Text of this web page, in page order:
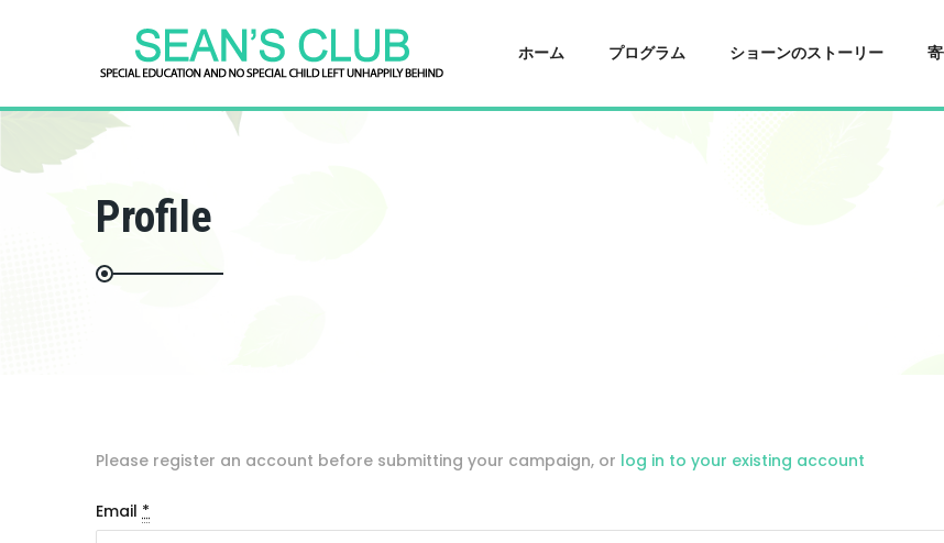
ホーム プログラム ショーンのストーリー
Profile
Please register an account before submitting your campaign, or log in to your existing account
Email *